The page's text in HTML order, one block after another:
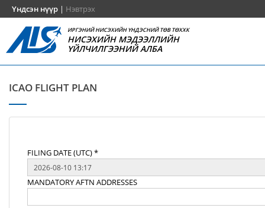
Үндсэн нүүр | Нэвтрэх
ИРГЭНИЙ НИСЭХИЙН ҮНДЭСНИЙ ТӨВ ТӨХХК
НИСЭХИЙН МЭДЭЭЛЛИЙН
ҮЙЛЧИЛГЭЭНИЙ АЛБА
ICAO FLIGHT PLAN
FILING DATE (UTC) *
MANDATORY AFTN ADDRESSES